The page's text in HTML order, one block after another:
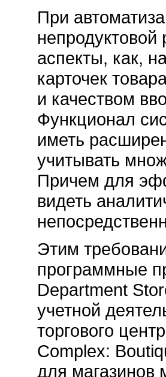
При
аспекты, как,
карточек
и качеством
Функционал
иметь
учитывать
Причем для
видеть
Этим
программные
Department
учетной
торгового
Complex:
для магазинов